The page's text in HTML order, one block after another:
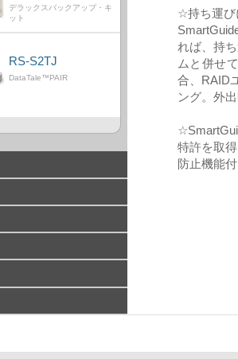
デラックスバックアップ・キ
ット
RS-S2TJ
DataTale™PAIR
☆持ち運び
れば、持
ムと併せ
合、RAID
ング。外
特許を取
防止機能